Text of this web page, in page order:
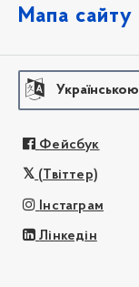
Мапа сайту
Українською
Фейсбук
(Твіттер)
Інстаграм
Лінкедін